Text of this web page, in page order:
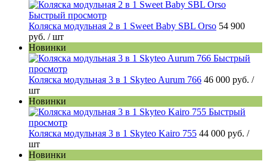
Быстрый просмотр
Коляска модульная 2 в 1 Sweet Baby SBL Orso 54 900
руб. / шт
Новинки
Быстрый
просмотр
Коляска модульная 3 в 1 Skyteo Aurum 766 46 000 руб. /
шт
Новинки
Быстрый
просмотр
Коляска модульная 3 в 1 Skyteo Kairo 755 44 000 руб. /
шт
Новинки